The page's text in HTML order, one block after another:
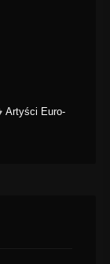
Artyści Euro-